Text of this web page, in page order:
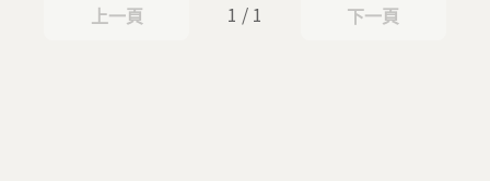
上一頁
上一頁 1 / 1 下一頁
下一頁